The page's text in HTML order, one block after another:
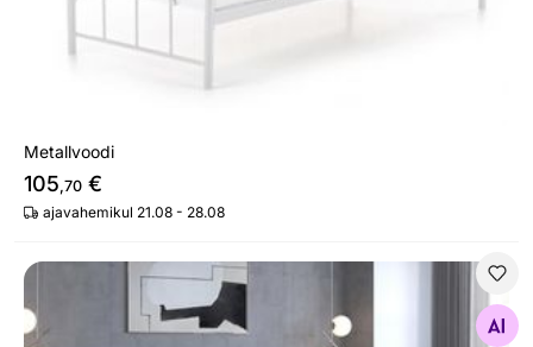
Metallvoodi
105,70 €
ajavahemikul 21.08 - 28.08
Pesukastiga voodi Victoria 180x200 cm